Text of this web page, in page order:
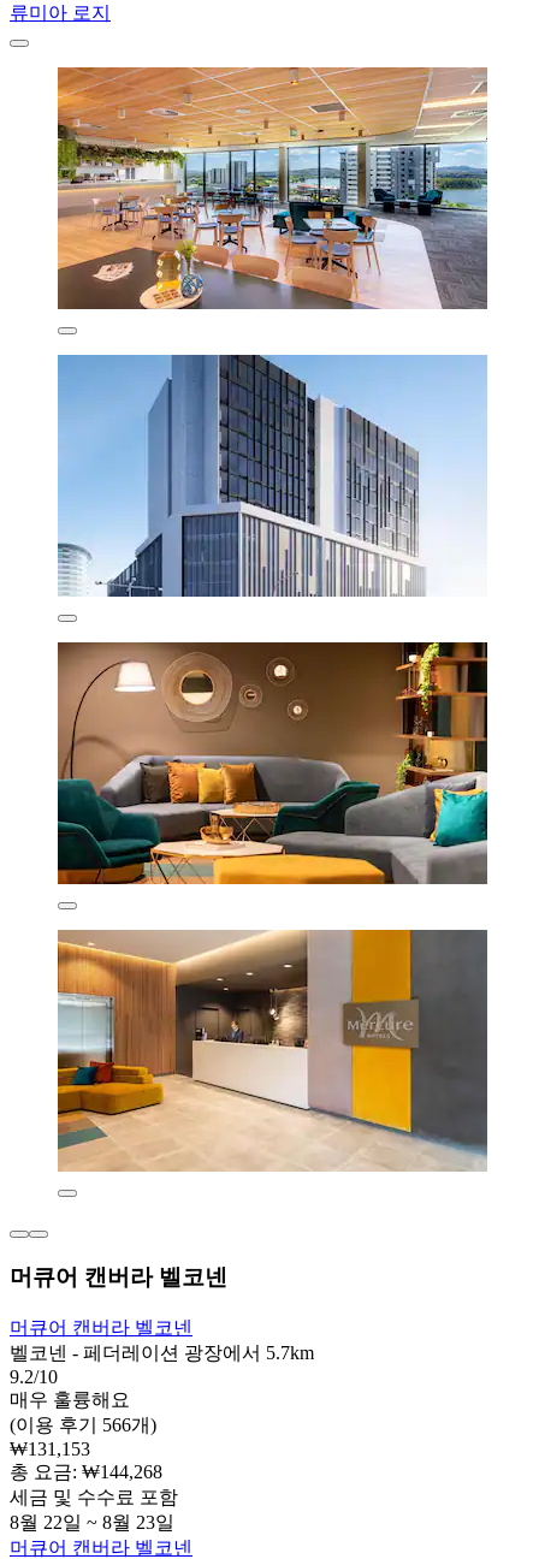
류미아 로지
머큐어 캔버라 벨코넨
머큐어 캔버라 벨코넨
벨코넨 - 페더레이션 광장에서 5.7km
9.2/10
매우 훌륭해요
(이용 후기 566개)
₩131,153
총 요금: ₩144,268
세금 및 수수료 포함
8월 22일 ~ 8월 23일
머큐어 캔버라 벨코넨